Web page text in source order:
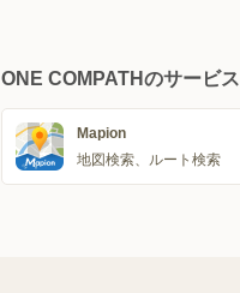
ONE COMPATHのサービス
Mapion
地図検索、ルート検索